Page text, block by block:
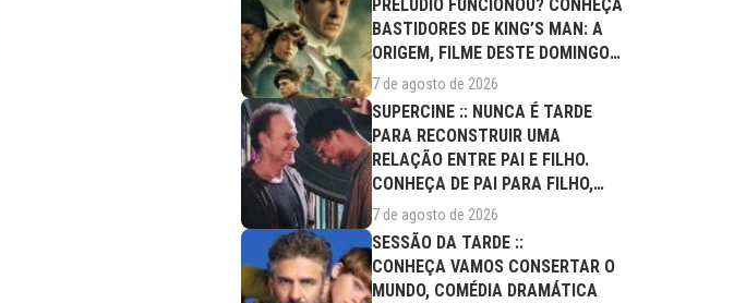
PRELÚDIO FUNCIONOU? CONHEÇA
BASTIDORES DE KING’S MAN: A
ORIGEM, FILME DESTE DOMINGO
(09/08)
7 de agosto de 2026
SUPERCINE :: NUNCA É TARDE
PARA RECONSTRUIR UMA
RELAÇÃO ENTRE PAI E FILHO.
CONHEÇA DE PAI PARA FILHO,
FILME DESTE...
7 de agosto de 2026
SESSÃO DA TARDE ::
CONHEÇA VAMOS CONSERTAR O
MUNDO, COMÉDIA DRAMÁTICA